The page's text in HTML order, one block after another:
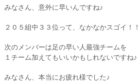
みなさん、意外に早いんですね♪
２０５組中３３位って、なかなかスゴイ！！
次のメンバーは足の早い人最強チームを
１チーム加えてもいいかもしれないですね♪
みなさん、本当にお疲れ様でした♪